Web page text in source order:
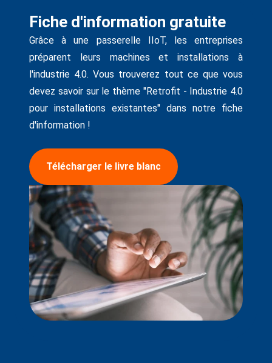
Fiche d'information gratuite
Grâce à une passerelle IIoT, les entreprises
préparent leurs machines et installations à
l'industrie 4.0. Vous trouverez tout ce que vous
devez savoir sur le thème "Retrofit - Industrie 4.0
pour installations existantes" dans notre fiche
d'information !
Télécharger le livre blanc